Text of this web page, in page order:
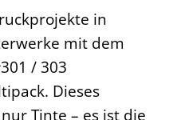
in
mit dem
/ 303
Dieses
Tinte – es ist die